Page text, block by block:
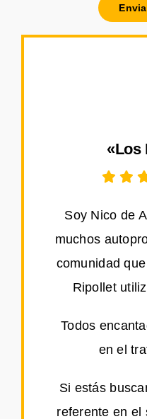
«Los
Soy Nico de
muchos
comunidad
Ripollet
Todos
en el
Si estás
referente en el